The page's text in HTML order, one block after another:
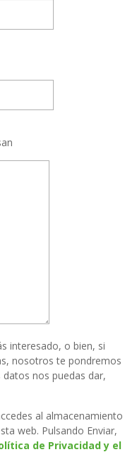
interesado, o bien, si
nosotros te pondremos
nos puedas dar,
al almacenamiento
web. Pulsando Enviar,
de Privacidad y el